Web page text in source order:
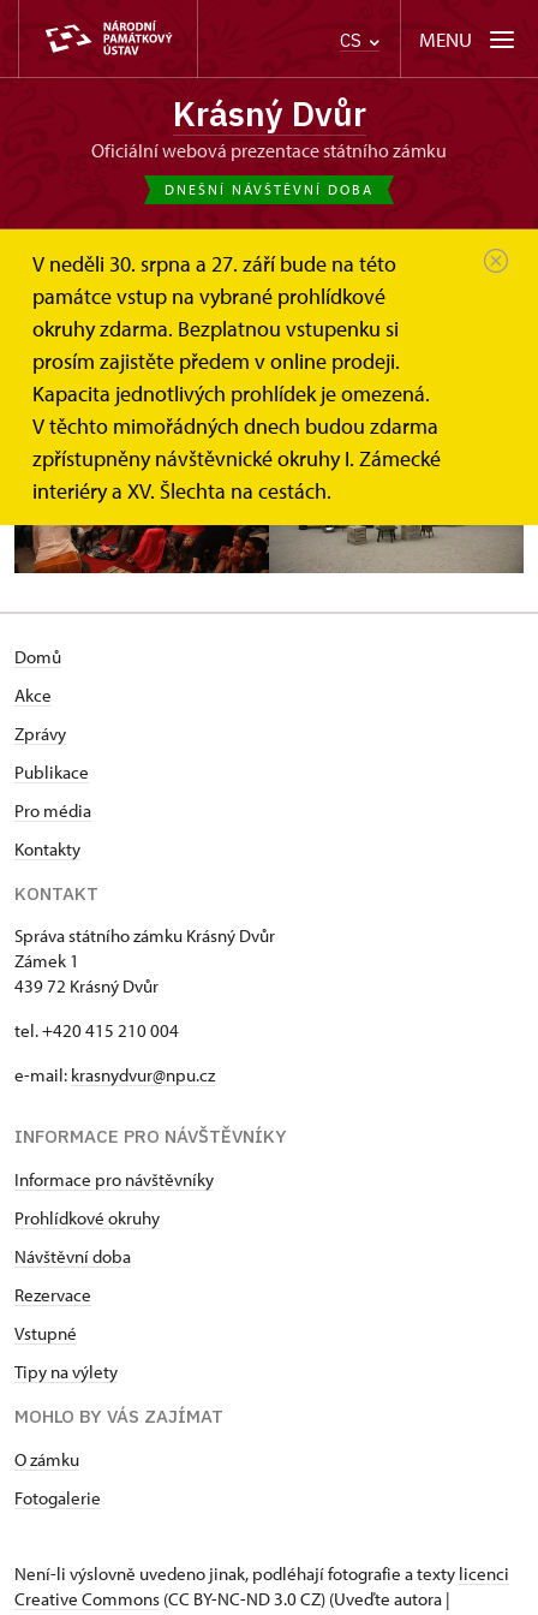
CS MENU
Krásný Dvůr
oficiální webová prezentace státního zámku
DNEŠNÍ NÁVŠTĚVNÍ DOBA
V neděli 30. srpna a 27. září bude na této
památce vstup na vybrané prohlídkové
okruhy zdarma. Bezplatnou vstupenku si
prosím zajistěte předem v online prodeji.
Kapacita jednotlivých prohlídek je omezená.
V těchto mimořádných dnech budou zdarma
zpřístupněny návštěvnické okruhy I. Zámecké
interiéry a XV. Šlechta na cestách.
Montekovic Julie
Domů
Akce
Zprávy
Publikace
Pro média
Kontakty
KONTAKT
Správa státního zámku Krásný Dvůr
Zámek 1
439 72 Krásný Dvůr
tel. +420 415 210 004
e-mail: krasnydvur@npu.cz
INFORMACE PRO NÁVŠTĚVNÍKY
Informace pro návštěvníky
Prohlídkové okruhy
Návštěvní doba
Rezervace
Vstupné
Tipy na výlety
MOHLO BY VÁS ZAJÍMAT
O zámku
Fotogalerie
Není-li výslovně uvedeno jinak, podléhají fotografie a texty licenci
Creative Commons (CC BY-NC-ND 3.0 CZ) (Uveďte autora |